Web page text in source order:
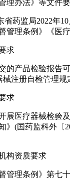
理办法》等文件
省药监局2022年
管理条例》《医
求
产品检验报告
注册自检管理规
求
医疗器械检验及
》(国药监科外〔
资质要求
理条例》第七十